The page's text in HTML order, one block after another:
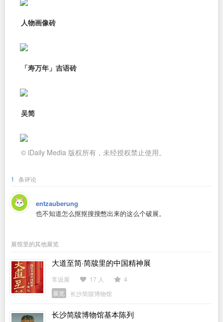
人物画像砖
「寿万年」吉语砖
吴简
© iDaily Media 版权所有，未经授权禁止使用。
1 条评论
entzauberung
也不知道怎么抠抠搜搜憋出来的这么个破展。
展馆里的其他展览
大道至简·简牍里的中国精神展
常设展 17 人
4
展览
长沙简牍博物馆
长沙简牍博物馆基本陈列